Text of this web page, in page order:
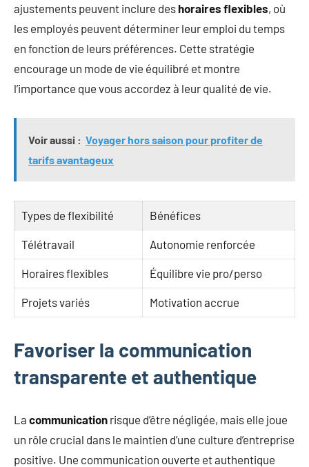
ajustements peuvent inclure deshoraires flexibles, où
les employés peuvent déterminer leur emploi du temps
en fonction de leurs préférences. Cette stratégie
encourage un mode de vie équilibré et montre
l’importance que vous accordez à leur qualité de vie.
Voir aussi : Voyager hors saison pour profiter de
tarifs avantageux
Types de flexibilité Bénéfices
Télétravail Autonomie renforcée
Horaires flexibles Équilibre vie pro/perso
Projets variés Motivation accrue
Favoriser la communication
transparente et authentique
La communication risque d’être négligée, mais elle joue
un rôle crucial dans le maintien d’une culture d’entreprise
positive. Une communication ouverte et authentique